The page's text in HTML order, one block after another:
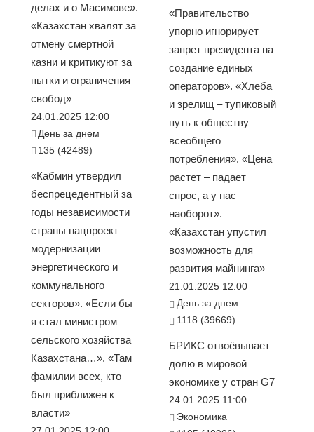
делах и о Масимове».
«Казахстан хвалят за
отмену смертной
казни и критикуют за
пытки и ограничения
свобод»
24.01.2025 12:00
День за днем
135 (42489)
«Кабмин утвердил
беспрецедентный за
годы независимости
страны нацпроект
модернизации
энергетического и
коммунального
секторов». «Если бы
я стал министром
сельского хозяйства
Казахстана…». «Там
фамилии всех, кто
был приближен к
власти»
«Правительство
упорно игнорирует
запрет президента на
создание единых
операторов». «Хлеба
и зрелищ – тупиковый
путь к обществу
всеобщего
потребления». «Цена
растет – падает
спрос, а у нас
наоборот».
«Казахстан упустил
возможность для
развития майнинга»
21.01.2025 12:00
День за днем
1118 (39669)
БРИКС отвоёвывает
долю в мировой
экономике у стран G7
24.01.2025 11:00
Экономика